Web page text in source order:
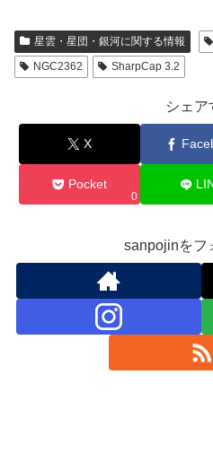
星雲・星団・銀河に関する情報
NGC2362
SharpCap 3.2
シェア
X
Pocket
0
sanpojinをフ